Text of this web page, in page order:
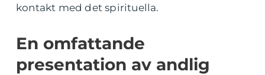
kontakt med det spirituella.
En omfattande
presentation av andlig